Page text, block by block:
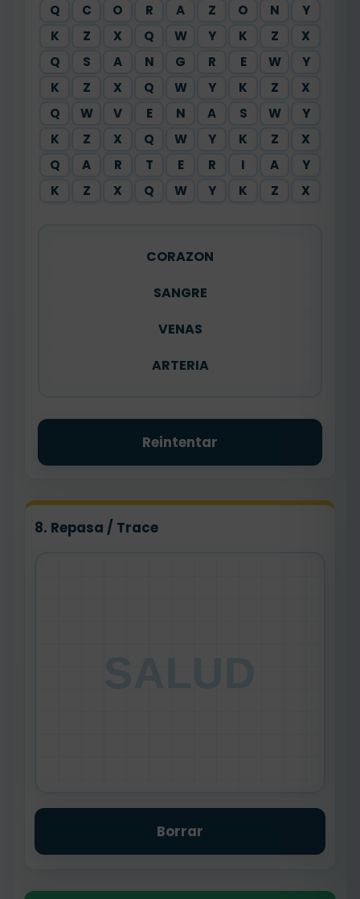
Q C O R A Z O N
Y
K
Z X Q W Y K Z
X
Q
S A N G R E W
Y
K
Z X Q W Y K Z
X
Q
W V E N A S W
Y
K
Z X Q W Y K Z
X
Q
A R T E R I A
Y
K
Z X Q W Y K Z X
CORAZON
SANGRE
VENAS
ARTERIA
Reintentar
8. Repasa / Trace
Borrar